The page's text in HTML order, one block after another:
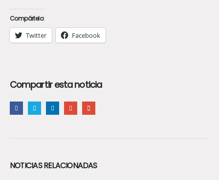
Compártelo:
Twitter Facebook
Compartir esta noticia
NOTICIAS RELACIONADAS